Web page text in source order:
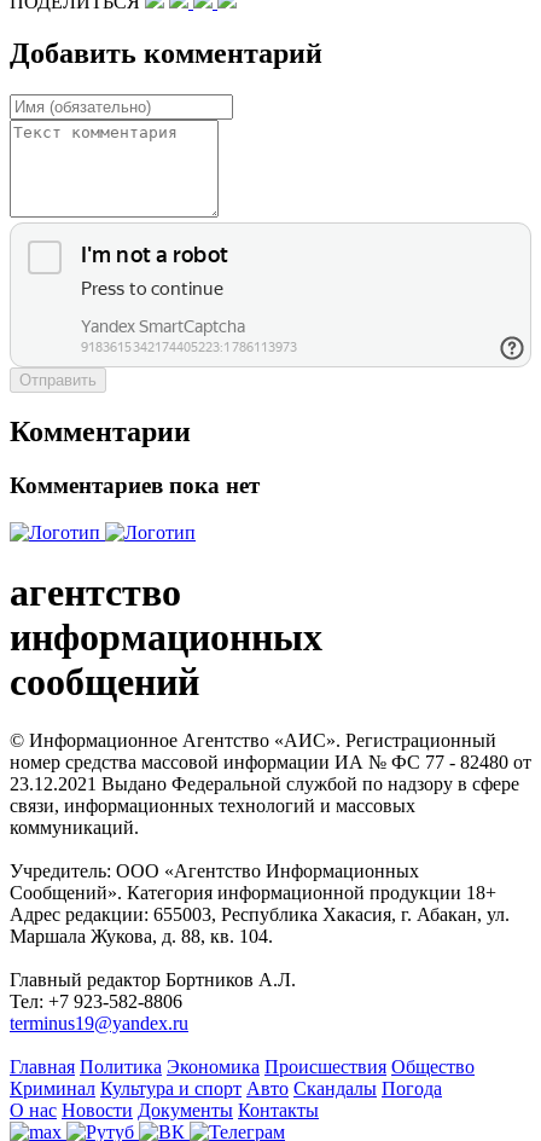
Добавить комментарий
Отправить
Комментарии
Комментариев пока нет
агентство
информационных
сообщений
© Информационное Агентство «АИС». Регистрационный
номер средства массовой информации ИА № ФС 77 - 82480 от
23.12.2021 Выдано Федеральной службой по надзору в сфере
связи, информационных технологий и массовых
коммуникаций.
Учредитель: ООО «Агентство Информационных
Сообщений». Категория информационной продукции 18+
Адрес редакции: 655003, Республика Хакасия, г. Абакан, ул.
Маршала Жукова, д. 88, кв. 104.
Главный редактор Бортников А.Л.
Тел: +7 923-582-8806
terminus19@yandex.ru
Главная Политика Экономика Происшествия Общество
Криминал Культура и спорт Авто Скандалы Погода
О нас Новости Документы Контакты